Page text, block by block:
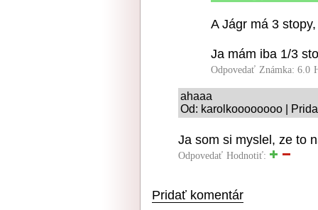
A Jágr má 3
Ja mám iba 1/3
Odpovedať Známka: 6.0
ahaaa
Od: karolkoooooooo |
Ja som si myslel, ze to
Odpovedať Hodnotiť:
Pridať komentár